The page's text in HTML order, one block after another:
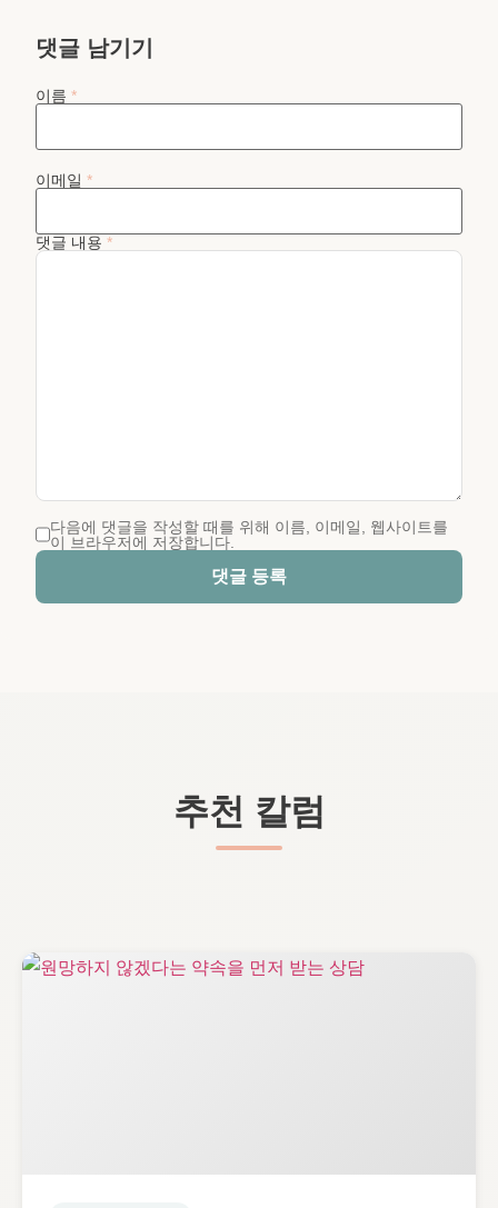
댓글 남기기
이름 *
이메일 *
댓글 내용 *
다음에 댓글을 작성할 때를 위해 이름, 이메일, 웹사이트를
이 브라우저에 저장합니다.
댓글 등록
추천 칼럼